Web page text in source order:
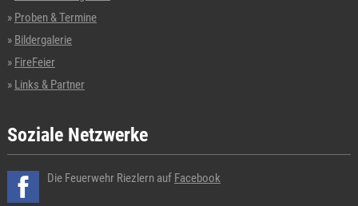
Proben & Termine
Bildergalerie
FireFeier
Links & Partner
Soziale Netzwerke
Die Feuerwehr Riezlern auf Facebook